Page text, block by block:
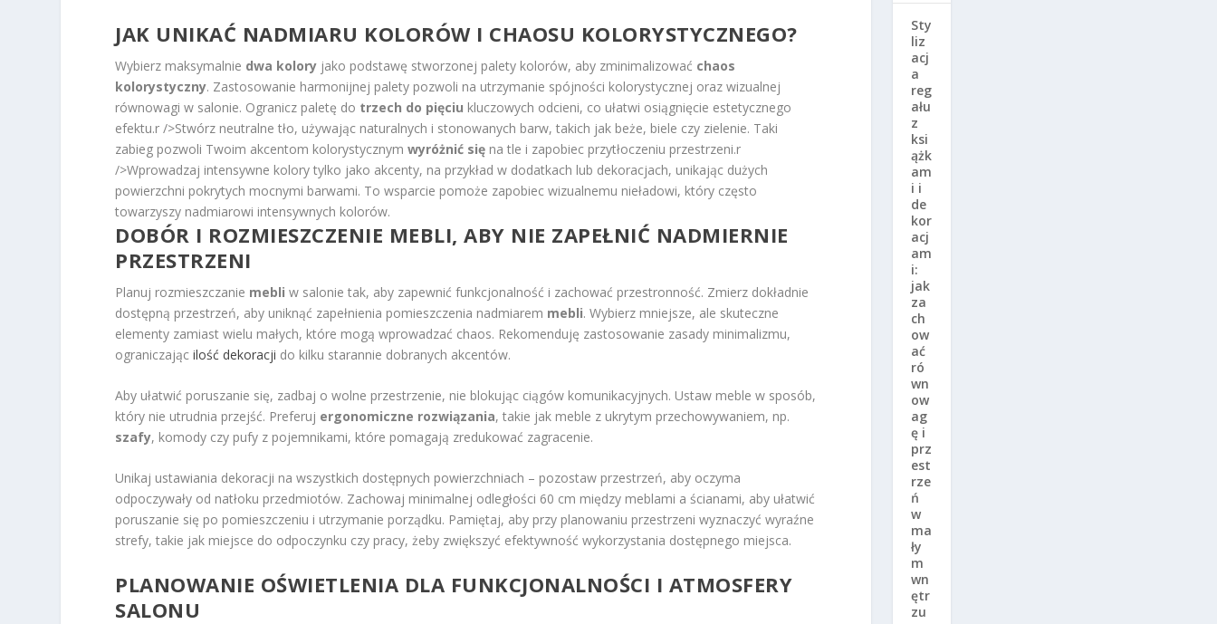
JAK UNIKAĆ NADMIARU KOLORÓW I CHAOSU KOLORYSTYCZNEGO?
Wybierz maksymalnie dwa kolory jako podstawę stworzonej palety kolorów, aby zminimalizować chaos
kolorystyczny. Zastosowanie harmonijnej palety pozwoli na utrzymanie spójności kolorystycznej oraz wizualnej
równowagi w salonie. Ogranicz paletę do trzech do pięciu kluczowych odcieni, co ułatwi osiągnięcie estetycznego
efektu.r />Stwórz neutralne tło, używając naturalnych i stonowanych barw, takich jak beże, biele czy zielenie. Taki
zabieg pozwoli Twoim akcentom kolorystycznymwyróżnić się na tle i zapobiec przytłoczeniu przestrzeni.r
/>Wprowadzaj intensywne kolory tylko jako akcenty, na przykład w dodatkach lub dekoracjach, unikając dużych
powierzchni pokrytych mocnymi barwami. To wsparcie pomoże zapobiec wizualnemu nieładowi, który często
towarzyszy nadmiarowi intensywnych kolorów.
DOBÓR I ROZMIESZCZENIE MEBLI, ABY NIE ZAPEŁNIĆ NADMIERNIE
PRZESTRZENI
Planuj rozmieszczanie mebli w salonie tak, aby zapewnić funkcjonalność i zachować przestronność. Zmierz dokładnie
dostępną przestrzeń, aby uniknąć zapełnienia pomieszczenia nadmiarem mebli. Wybierz mniejsze, ale skuteczne
elementy zamiast wielu małych, które mogą wprowadzać chaos. Rekomenduję zastosowanie zasady minimalizmu,
ograniczającilość dekoracji do kilku starannie dobranych akcentów.
Aby ułatwić poruszanie się, zadbaj o wolne przestrzenie, nie blokując ciągów komunikacyjnych. Ustaw meble w sposób,
który nie utrudnia przejść. Preferuj ergonomiczne rozwiązania, takie jak meble z ukrytym przechowywaniem, np.
szafy, komody czy pufy z pojemnikami, które pomagają zredukować zagracenie.
Unikaj ustawiania dekoracji na wszystkich dostępnych powierzchniach – pozostaw przestrzeń, aby oczyma
odpoczywały od natłoku przedmiotów. Zachowaj minimalnej odległości 60 cm między meblami a ścianami, aby ułatwić
poruszanie się po pomieszczeniu i utrzymanie porządku. Pamiętaj, aby przy planowaniu przestrzeni wyznaczyć wyraźne
strefy, takie jak miejsce do odpoczynku czy pracy, żeby zwiększyć efektywność wykorzystania dostępnego miejsca.
PLANOWANIE OŚWIETLENIA DLA FUNKCJONALNOŚCI I ATMOSFERY
SALONU
Sty
liz
acj
a
reg
ału
z
ksi
ążk
am
i i
de
kor
acj
am
i:
jak
za
ch
ow
ać
ró
wn
ow
ag
ę i
prz
est
rze
ń
w
ma
ły
m
wn
ętr
zu